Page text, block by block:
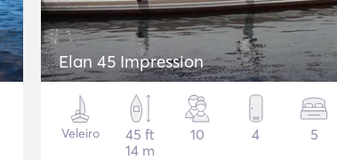
Elan 45 Impression
Veleiro
45 ft
14 m
10 4 5